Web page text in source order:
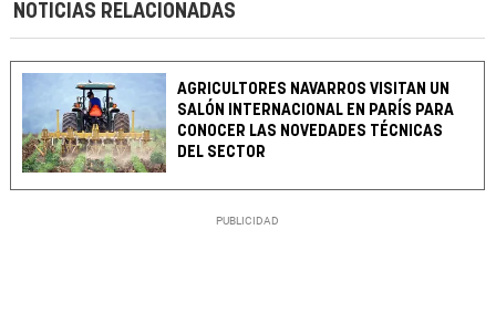
NOTICIAS RELACIONADAS
AGRICULTORES NAVARROS VISITAN UN
SALÓN INTERNACIONAL EN PARÍS PARA
CONOCER LAS NOVEDADES TÉCNICAS
DEL SECTOR